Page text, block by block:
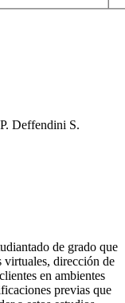
Deffendini S.
de grado que
virtuales, dirección de
en ambientes
previas que